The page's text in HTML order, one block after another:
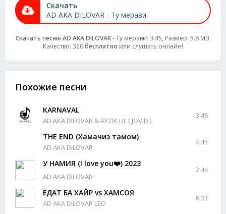
Скачать
AD AKA DILOVAR - Ту мерави
Скачать песню AD AKA DILOVAR- Ту мерави: 3:45, Размер: 5.8 MB,
Качество: 320бесплатно или слушать онлайн!
Похожие песни
KARNAVAL
AD AKA DILOVAR & AYZIK LIL ( JOVID )
3:48
THE END (Хамачиз тамом)
AD AKA DILOVAR
2:45
У НАМИЯ (I love you❤️) 2023
AD AKA DILOVAR
2:44
ËДАТ БА ХАЙР vs ХАМСОЯ
AD AKA DILOVAR LEO
6:33